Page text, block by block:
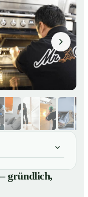
flexibel und
gründlich,